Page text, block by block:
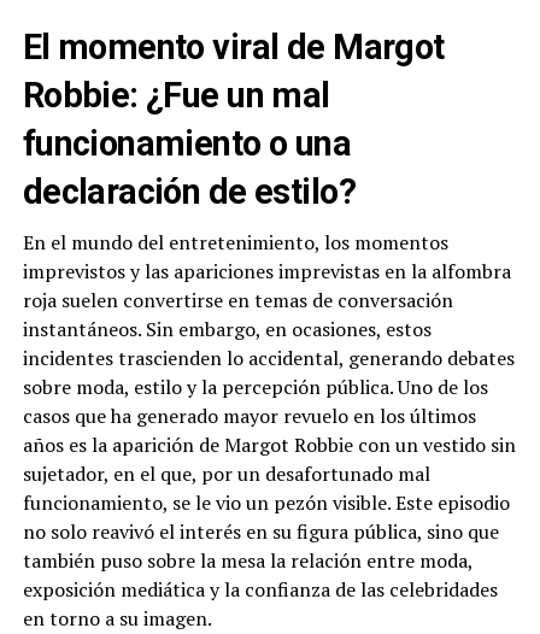
El momento viral de Margot
Robbie: ¿Fue un mal
funcionamiento o una
declaración de estilo?
En el mundo del entretenimiento, los momentos
imprevistos y las apariciones imprevistas en la alfombra
roja suelen convertirse en temas de conversación
instantáneos. Sin embargo, en ocasiones, estos
incidentes trascienden lo accidental, generando debates
sobre moda, estilo y la percepción pública. Uno de los
casos que ha generado mayor revuelo en los últimos
años es la aparición de Margot Robbie con un vestido sin
sujetador, en el que, por un desafortunado mal
funcionamiento, se le vio un pezón visible. Este episodio
no solo reavivó el interés en su figura pública, sino que
también puso sobre la mesa la relación entre moda,
exposición mediática y la confianza de las celebridades
en torno a su imagen.